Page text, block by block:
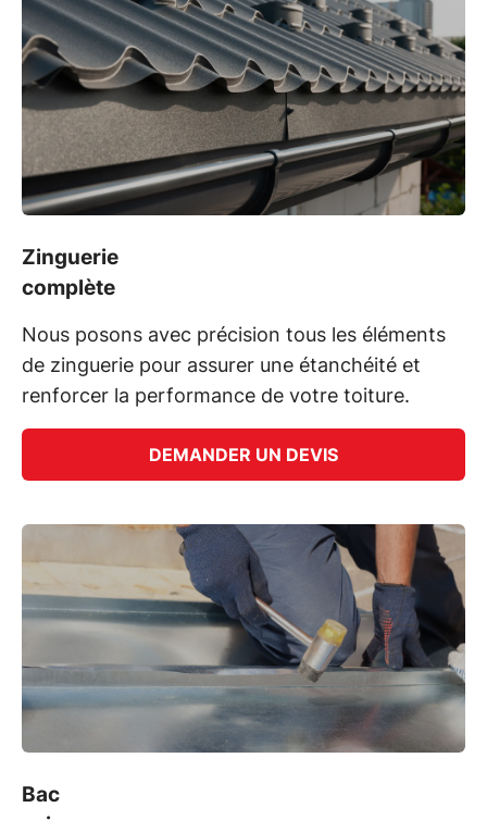
Zinguerie
complète
Nous posons avec précision tous les éléments
de zinguerie pour assurer une étanchéité et
renforcer la performance de votre toiture.
DEMANDER UN DEVIS
Bac